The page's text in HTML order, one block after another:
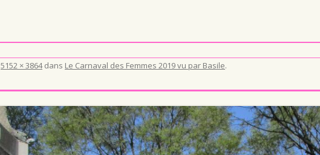
5152 × 3864dans Le Carnaval des Femmes 2019 vu par Basile.